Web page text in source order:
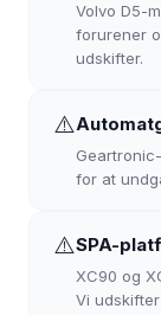
Volvo D5-
forurener
udskifter.
⚠️
for at
⚠️SPA-
XC90 og
Vi